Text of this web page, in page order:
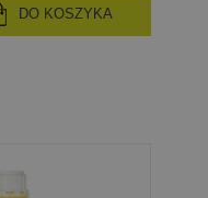
DO KOSZYKA